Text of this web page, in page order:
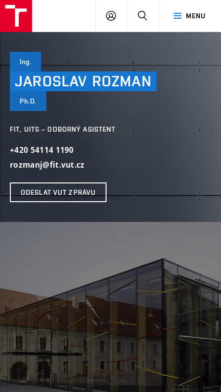
MENU
PŘIHLÁSIT
Ing.
JAROSLAV ROZMAN
Ph.D.
FIT, UITS – ODBORNÝ ASISTENT
+420 54114 1190
rozmanj@fit.vut.cz
ODESLAT VUT ZPRÁVU